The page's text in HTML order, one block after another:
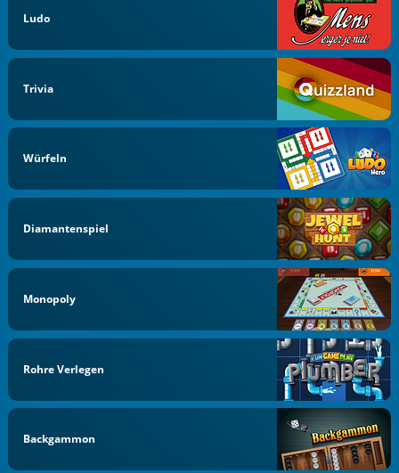
Ludo
Trivia
Würfeln
Diamantenspiel
Monopoly
Rohre Verlegen
Backgammon